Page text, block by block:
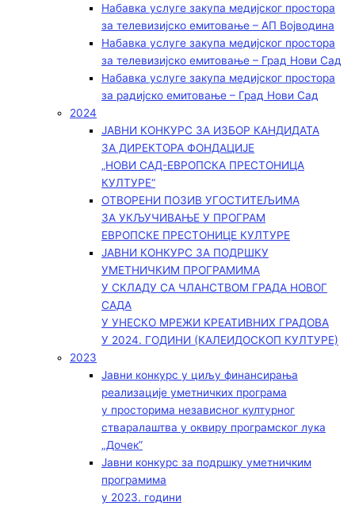
Набавка услуге закупа медијског простора
за телевизијско емитовање – АП Војводинa
Набавка услуге закупа медијског простора
за телевизијско емитовање – Град Нови Сад
Набавка услуге закупа медијског простора
за радијско емитовање – Град Нови Сад
2024
ЈАВНИ КОНКУРС ЗА ИЗБОР КАНДИДАТА
ЗА ДИРЕКТОРА ФОНДАЦИЈЕ
„НОВИ САД-ЕВРОПСКА ПРЕСТОНИЦА
КУЛТУРЕ“
ОТВОРЕНИ ПОЗИВ УГОСТИТЕЉИМА
ЗА УКЉУЧИВАЊЕ У ПРОГРАМ
ЕВРОПСКЕ ПРЕСТОНИЦЕ КУЛТУРЕ
ЈАВНИ КОНКУРС ЗА ПОДРШКУ
УМЕТНИЧКИМ ПРОГРАМИМА
У СКЛАДУ СА ЧЛАНСТВОМ ГРАДА НОВОГ
САДА
У УНЕСКО МРЕЖИ КРЕАТИВНИХ ГРАДОВА
У 2024. ГОДИНИ (КАЛЕИДОСКОП КУЛТУРЕ)
2023
Јавни конкурс у циљу финансирања
реализације уметничких програма
у просторима независног културног
стваралаштва у оквиру програмског лука
„Дочек”
Јавни конкурс за подршку уметничким
програмима
у 2023. години